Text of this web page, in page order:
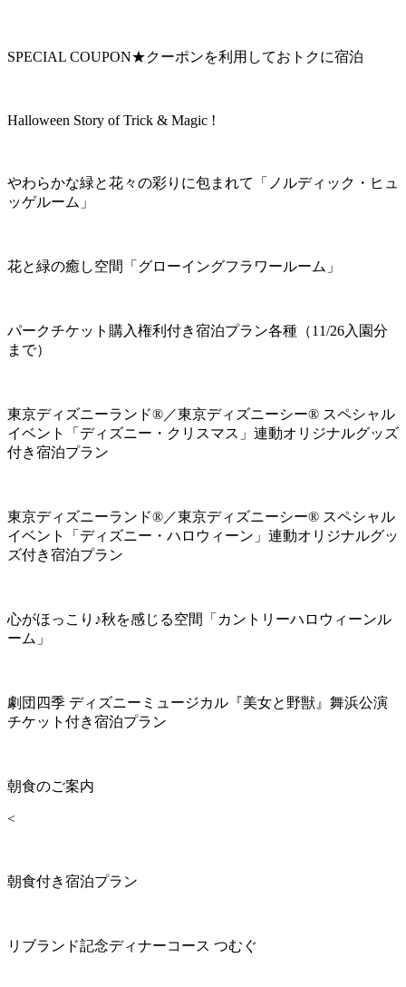
SPECIAL COUPON★クーポンを利用しておトクに宿泊
Halloween Story of Trick & Magic !
やわらかな緑と花々の彩りに包まれて「ノルディック・ヒュ
ッゲルーム」
花と緑の癒し空間「グローイングフラワールーム」
パークチケット購入権利付き宿泊プラン各種（11/26入園分
まで）
東京ディズニーランド®／東京ディズニーシー® スペシャル
イベント「ディズニー・クリスマス」連動オリジナルグッズ
付き宿泊プラン
東京ディズニーランド®／東京ディズニーシー® スペシャル
イベント「ディズニー・ハロウィーン」連動オリジナルグッ
ズ付き宿泊プラン
心がほっこり♪秋を感じる空間「カントリーハロウィーンル
ーム」
劇団四季 ディズニーミュージカル『美女と野獣』舞浜公演
チケット付き宿泊プラン
朝食のご案内
<
朝食付き宿泊プラン
リブランド記念ディナーコース つむぐ